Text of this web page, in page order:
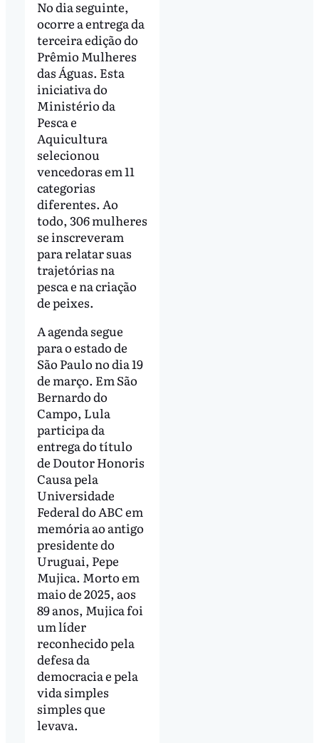
No dia seguinte,
ocorre a entrega da
terceira edição do
Prêmio Mulheres
das Águas. Esta
iniciativa do
Ministério da
Pesca e
Aquicultura
selecionou
vencedoras em 11
categorias
diferentes. Ao
todo, 306 mulheres
se inscreveram
para relatar suas
trajetórias na
pesca e na criação
de peixes.
A agenda segue
para o estado de
São Paulo no dia 19
de março. Em São
Bernardo do
Campo, Lula
participa da
entrega do título
de Doutor Honoris
Causa pela
Universidade
Federal do ABC em
memória ao antigo
presidente do
Uruguai, Pepe
Mujica. Morto em
maio de 2025, aos
89 anos, Mujica foi
um líder
reconhecido pela
defesa da
democracia e pela
vida simples
simples que
levava.